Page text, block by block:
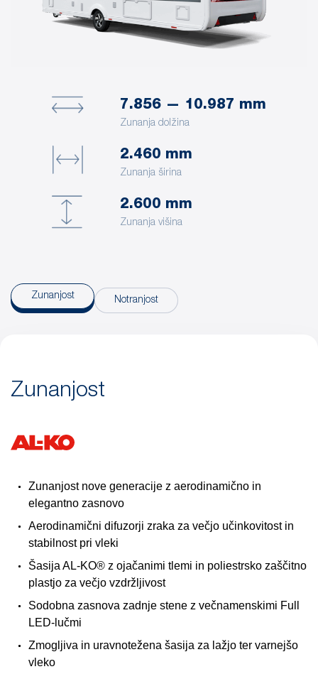
7.856 — 10.987 mm
Zunanja dolžina
2.460 mm
Zunanja širina
2.600 mm
Zunanja višina
Zunanjost Notranjost
Zunanjost
Zunanjost nove generacije z aerodinamično in
elegantno zasnovo
Aerodinamični difuzorji zraka za večjo učinkovitost in
stabilnost pri vleki
Šasija AL-KO® z ojačanimi tlemi in poliestrsko zaščitno
plastjo za večjo vzdržljivost
Sodobna zasnova zadnje stene z večnamenskimi Full
LED-lučmi
Zmogljiva in uravnotežena šasija za lažjo ter varnejšo
vleko